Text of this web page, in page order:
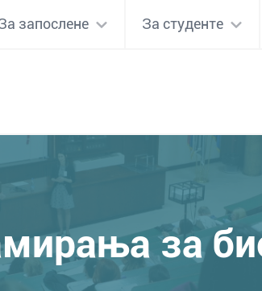
запослене За студенте
за